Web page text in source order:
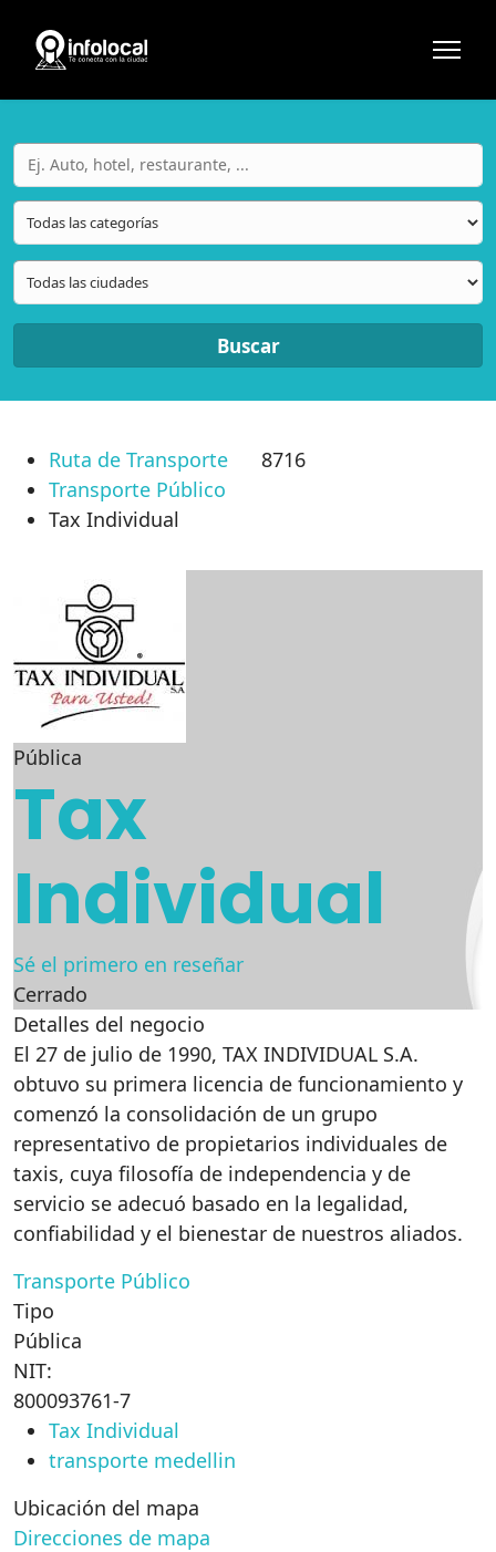
Buscar
Ruta de Transporte
Transporte Público
Tax Individual
8716
Pública
Tax
Individual
Sé el primero en reseñar
Cerrado
Detalles del negocio
El 27 de julio de 1990, TAX INDIVIDUAL S.A.
obtuvo su primera licencia de funcionamiento y
comenzó la consolidación de un grupo
representativo de propietarios individuales de
taxis, cuya filosofía de independencia y de
servicio se adecuó basado en la legalidad,
confiabilidad y el bienestar de nuestros aliados.
Transporte Público
Tipo
Pública
NIT:
800093761-7
Tax Individual
transporte medellin
Ubicación del mapa
Direcciones de mapa